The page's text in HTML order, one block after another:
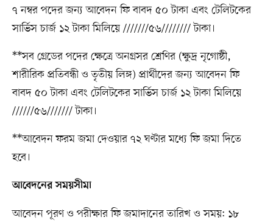
৭ নম্বর পদের জন্য আবেদন ফি বাবদ ৫০ টাকা এবং টেলিটকের
সার্ভিস চার্জ ১২ টাকা মিলিয়ে ///////৫৬//////// টাকা।
**সব গ্রেডের পদের ক্ষেত্রে অনগ্রসর শ্রেণির (ক্ষুদ্র নৃগোষ্ঠী,
শারীরিক প্রতিবন্ধী ও তৃতীয় লিঙ্গ) প্রার্থীদের জন্য আবেদন ফি
বাবদ ৫০ টাকা এবং টেলিটকের সার্ভিস চার্জ ১২ টাকা মিলিয়ে
//////৫৬/////// টাকা।
**আবেদন ফরম জমা দেওয়ার ৭২ ঘণ্টার মধ্যে ফি জমা দিতে
হবে।
আবেদনের সময়সীমা
আবেদন পূরণ ও পরীক্ষার ফি জমাদানের তারিখ ও সময়: ১৮